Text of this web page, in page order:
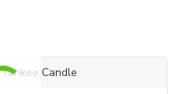
Yankee Candle